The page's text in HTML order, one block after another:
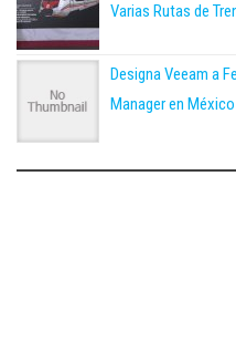
Varias Rutas de
Designa Veeam a
Manager en México